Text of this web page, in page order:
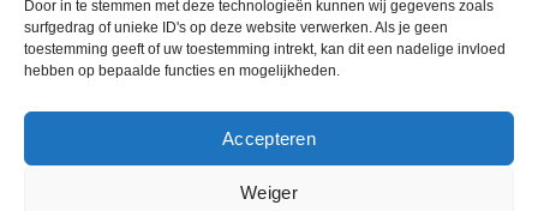
Door in te stemmen met deze technologieën kunnen wij gegevens zoals
surfgedrag of unieke ID's op deze website verwerken. Als je geen
toestemming geeft of uw toestemming intrekt, kan dit een nadelige invloed
hebben op bepaalde functies en mogelijkheden.
Accepteren
Weiger
Bodemmarkering
Ram- & Aanrijbeveiliging
Copyright © 2024 QuickSafe. Alle rechten voorbehouden.